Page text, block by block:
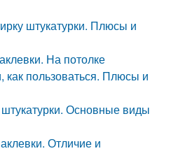
штукатурки. Плюсы и
На потолке
как пользоваться. Плюсы и
Основные виды
Отличие и